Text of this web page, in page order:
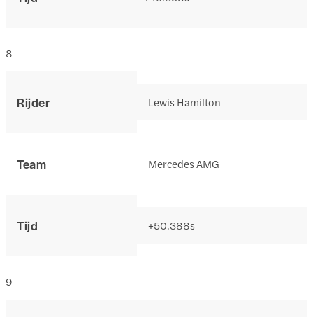
Rijder
Team
Tijd
8
Lewis Hamilton
Mercedes AMG
+50.388s
9